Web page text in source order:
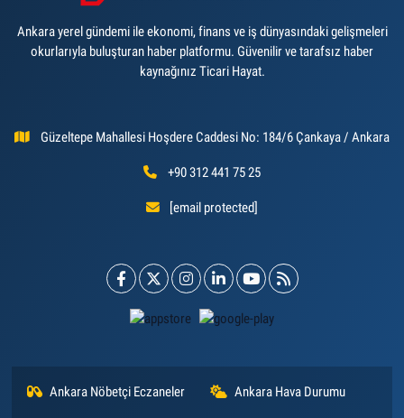
Ankara yerel gündemi ile ekonomi, finans ve iş dünyasındaki gelişmeleri
okurlarıyla buluşturan haber platformu. Güvenilir ve tarafsız haber
kaynağınız Ticari Hayat.
Güzeltepe Mahallesi Hoşdere Caddesi No: 184/6 Çankaya / Ankara
+90 312 441 75 25
[email protected]
Ankara Nöbetçi Eczaneler Ankara Hava Durumu